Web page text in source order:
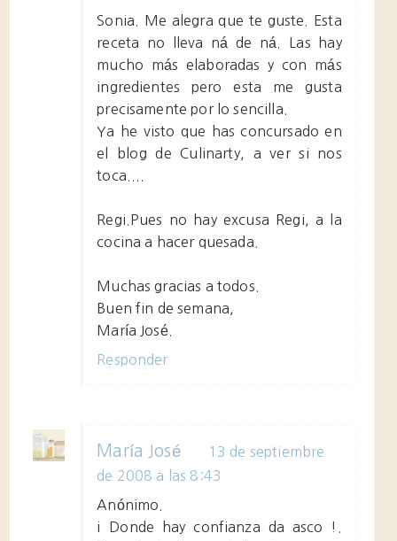
Sonia. Me alegra que te guste. Esta
receta no lleva ná de ná. Las hay
mucho más elaboradas y con más
ingredientes pero esta me gusta
precisamente por lo sencilla.
Ya he visto que has concursado en
el blog de Culinarty, a ver si nos
toca....
Regi.Pues no hay excusa Regi, a la
cocina a hacer quesada.
Muchas gracias a todos.
Buen fin de semana,
María José.
Responder
María José
13 de septiembre
de 2008 a las 8:43
Anónimo.
¡ Donde hay confianza da asco !.